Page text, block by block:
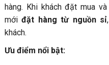
hàng. Khi khách đặt mua
mớiđặt hàng từ nguồn sỉ
khách.
Ưu điểm nổi bật: